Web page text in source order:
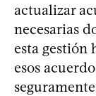
actualizar
necesarias
esta gestión
esos